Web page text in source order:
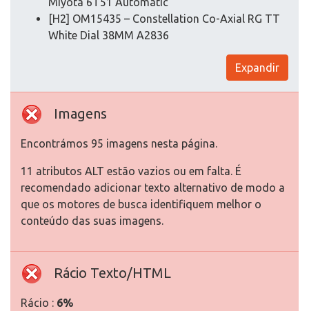
[H2] OM15435 – Constellation Co-Axial RG TT
White Dial 38MM A2836
Expandir
Imagens
Encontrámos 95 imagens nesta página.
11 atributos ALT estão vazios ou em falta. É
recomendado adicionar texto alternativo de modo a
que os motores de busca identifiquem melhor o
conteúdo das suas imagens.
Rácio Texto/HTML
Rácio : 6%